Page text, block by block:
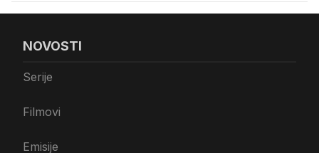
NOVOSTI
Serije
Filmovi
Emisije